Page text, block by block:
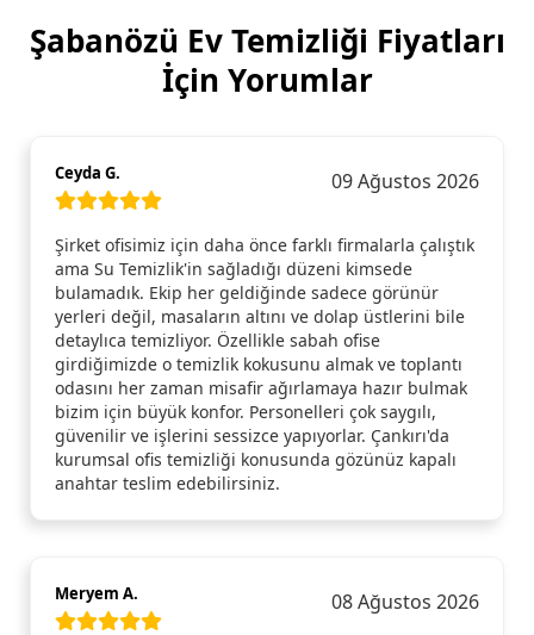
Şabanözü Ev Temizliği Fiyatları
İçin Yorumlar
Ceyda G. 09 Ağustos 2026
Şirket ofisimiz için daha önce farklı firmalarla çalıştık
ama Su Temizlik'in sağladığı düzeni kimsede
bulamadık. Ekip her geldiğinde sadece görünür
yerleri değil, masaların altını ve dolap üstlerini bile
detaylıca temizliyor. Özellikle sabah ofise
girdiğimizde o temizlik kokusunu almak ve toplantı
odasını her zaman misafir ağırlamaya hazır bulmak
bizim için büyük konfor. Personelleri çok saygılı,
güvenilir ve işlerini sessizce yapıyorlar. Çankırı'da
kurumsal ofis temizliği konusunda gözünüz kapalı
anahtar teslim edebilirsiniz.
Meryem A. 08 Ağustos 2026